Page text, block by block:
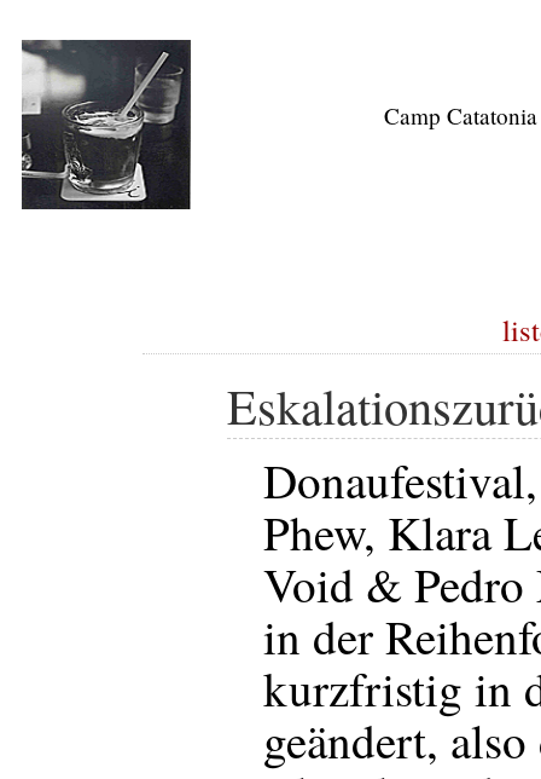
Camp Catatonia
Phew, Klara
Void & Pedro
in der
kurzfristig in
geändert,